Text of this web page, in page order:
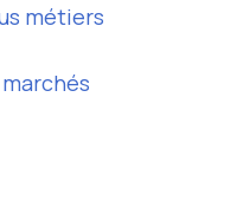
métiers